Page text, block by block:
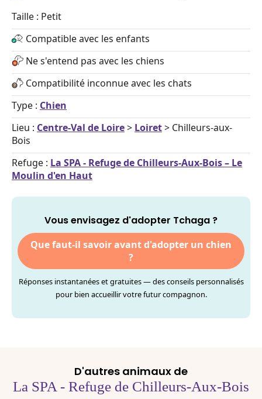
Taille : Petit
Compatible avec les enfants
Ne s'entend pas avec les chiens
Compatibilité inconnue avec les chats
Type : Chien
Lieu : Centre-Val de Loire> Loiret> Chilleurs-aux-
Bois
Refuge : La SPA - Refuge de Chilleurs-Aux-Bois – Le
Moulin d'en Haut
Vous envisagez d'adopter Tchaga ?
Que faut-il savoir avant d'adopter un chien
?
Réponses instantanées et gratuites — des conseils personnalisés
pour bien accueillir votre futur compagnon.
D'autres animaux de
La SPA - Refuge de Chilleurs-Aux-Bois